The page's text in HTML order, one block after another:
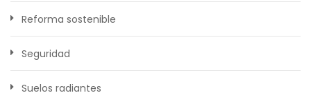
Reforma sostenible
Seguridad
Suelos radiantes